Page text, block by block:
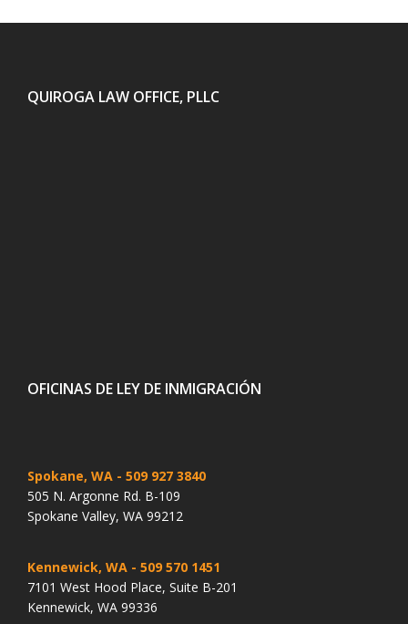
QUIROGA LAW OFFICE, PLLC
OFICINAS DE LEY DE INMIGRACIÓN
Spokane, WA - 509 927 3840
505 N. Argonne Rd. B-109
Spokane Valley, WA 99212
Kennewick, WA - 509 570 1451
7101 West Hood Place, Suite B-201
Kennewick, WA 99336